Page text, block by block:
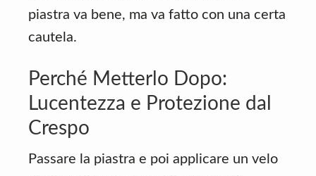
piastra va bene, ma va fatto con una certa
cautela.
Perché Metterlo Dopo:
Lucentezza e Protezione dal
Crespo
Passare la piastra e poi applicare un velo